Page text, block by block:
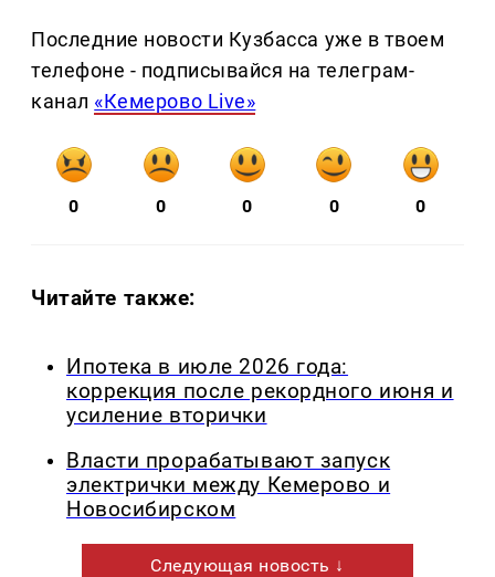
Последние новости Кузбасса уже в твоем
телефоне - подписывайся на телеграм-
канал «Кемерово Live»
0 0 0 0 0
Читайте также:
Ипотека в июле 2026 года:
коррекция после рекордного июня и
усиление вторички
Власти прорабатывают запуск
электрички между Кемерово и
Новосибирском
Следующая новость ↓